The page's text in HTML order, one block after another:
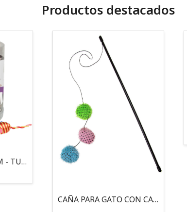
Productos destacados
MOUSE LOCO 5,5 CM - TUBO
CAÑA PARA GATO CON CASCABEL, 3 PELOTAS CON CATNIP